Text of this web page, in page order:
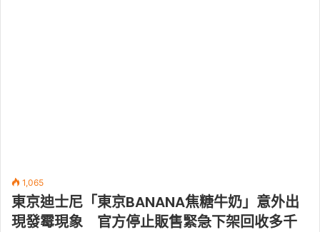
1,065
東京迪士尼「東京BANANA焦糖牛奶」意外出
現發霉現象 官方停止販售緊急下架回收多千